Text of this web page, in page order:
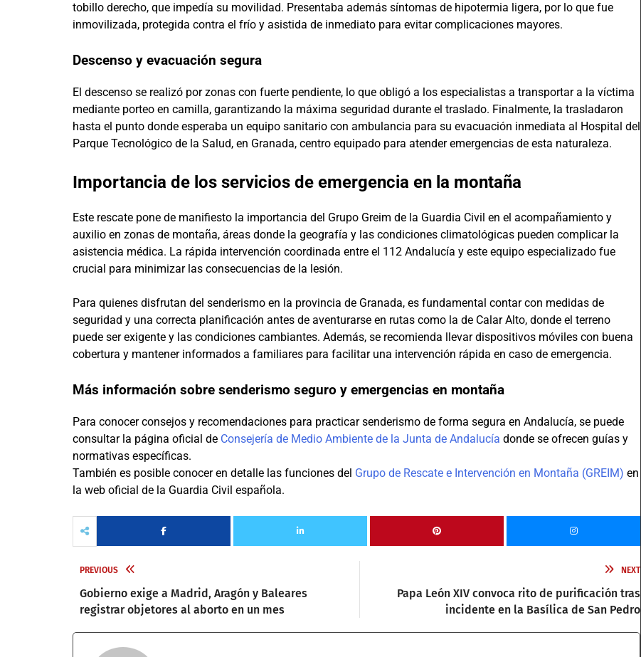
tobillo derecho, que impedía su movilidad. Presentaba además síntomas de hipotermia ligera, por lo que fue
inmovilizada, protegida contra el frío y asistida de inmediato para evitar complicaciones mayores.
Descenso y evacuación segura
El descenso se realizó por zonas con fuerte pendiente, lo que obligó a los especialistas a transportar a la víctima
mediante porteo en camilla, garantizando la máxima seguridad durante el traslado. Finalmente, la trasladaron
hasta el punto donde esperaba un equipo sanitario con ambulancia para su evacuación inmediata al Hospital del
Parque Tecnológico de la Salud, en Granada, centro equipado para atender emergencias de esta naturaleza.
Importancia de los servicios de emergencia en la montaña
Este rescate pone de manifiesto la importancia del Grupo Greim de la Guardia Civil en el acompañamiento y
auxilio en zonas de montaña, áreas donde la geografía y las condiciones climatológicas pueden complicar la
asistencia médica. La rápida intervención coordinada entre el 112 Andalucía y este equipo especializado fue
crucial para minimizar las consecuencias de la lesión.
Para quienes disfrutan del senderismo en la provincia de Granada, es fundamental contar con medidas de
seguridad y una correcta planificación antes de aventurarse en rutas como la de Calar Alto, donde el terreno
puede ser exigente y las condiciones cambiantes. Además, se recomienda llevar dispositivos móviles con buena
cobertura y mantener informados a familiares para facilitar una intervención rápida en caso de emergencia.
Más información sobre senderismo seguro y emergencias en montaña
Para conocer consejos y recomendaciones para practicar senderismo de forma segura en Andalucía, se puede
consultar la página oficial de Consejería de Medio Ambiente de la Junta de Andalucía donde se ofrecen guías y
normativas específicas.
También es posible conocer en detalle las funciones del Grupo de Rescate e Intervención en Montaña (GREIM) en
la web oficial de la Guardia Civil española.
PREVIOUS
Gobierno exige a Madrid, Aragón y Baleares
registrar objetores al aborto en un mes
NEXT
Papa León XIV convoca rito de purificación tras
incidente en la Basílica de San Pedro